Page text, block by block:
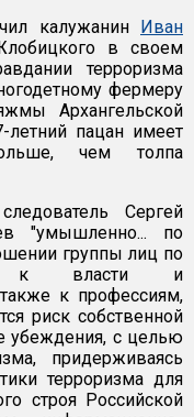
калужанин Иван
в своем
терроризма
фермеру
Архангельской
летний пацан имеет
чем толпа
Сергей
"умышленно... по
группы лиц по
к власти и
к профессиям,
риск собственной
убеждения, с целью
придерживаясь
терроризма для
строя Российской